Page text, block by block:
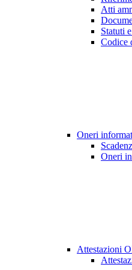
Atti
Statuti
Codice
Oneri
Oneri
Attestazioni